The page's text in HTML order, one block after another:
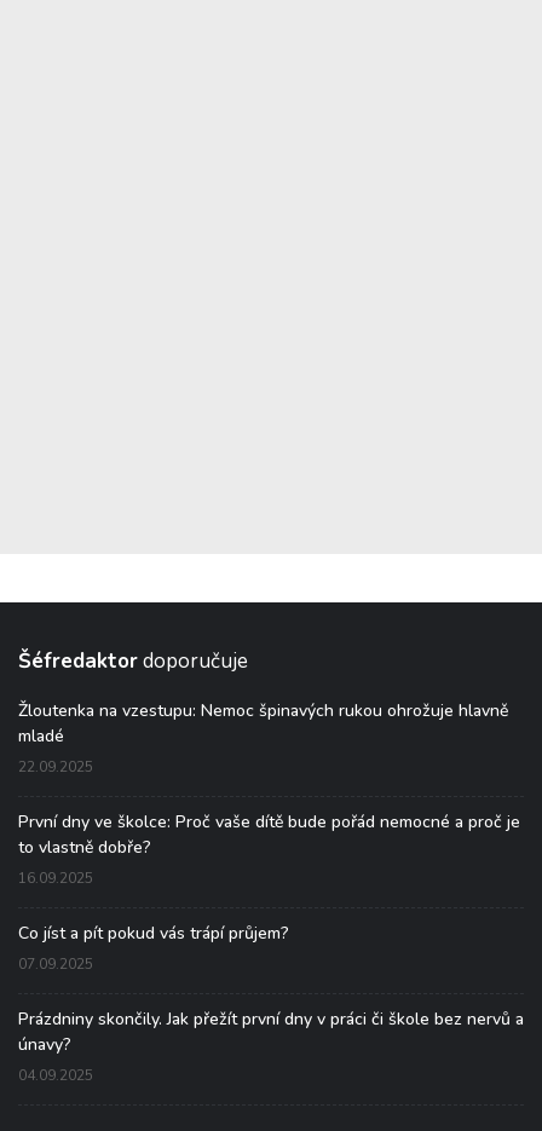
Šéfredaktordoporučuje
Žloutenka na vzestupu: Nemoc špinavých rukou ohrožuje hlavně
mladé
22.09.2025
První dny ve školce: Proč vaše dítě bude pořád nemocné a proč je
to vlastně dobře?
16.09.2025
Co jíst a pít pokud vás trápí průjem?
07.09.2025
Prázdniny skončily. Jak přežít první dny v práci či škole bez nervů a
únavy?
04.09.2025